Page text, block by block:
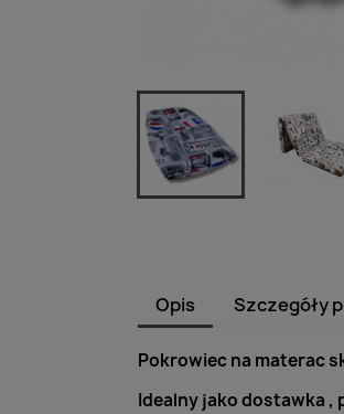
Opis Szczegóły
Pokrowiec na materac
Idealny jako dostawka ,